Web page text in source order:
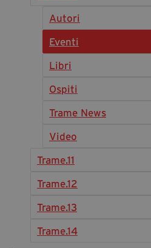
Fondazione Trame
Chi Siamo
#Trameascuola
Visioni Civiche
Archivio Storico
Contatti
segreteria@tramefestival.it
Autori
Eventi
Libri
Ospiti
Trame News
Video
Trame.11
Trame.12
Trame.13
Trame.14